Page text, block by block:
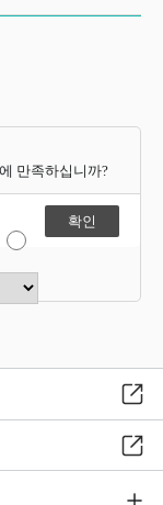
만족하십니까?